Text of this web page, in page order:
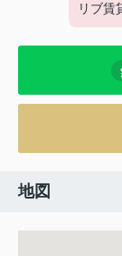
リブ賃
地図